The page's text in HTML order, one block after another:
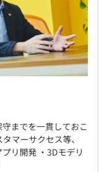
までを一貫しておこ
マーサクセス等、
リ開発 ・3Dモデリ